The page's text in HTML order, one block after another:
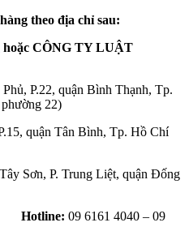
theo địa chỉ sau:
hoặc CÔNG TY LUẬT
P.22, quận Bình Thạnh, Tp.
22)
quận Tân Bình, Tp. Hồ Chí
Sơn, P. Trung Liệt, quận Đống
Hotline: 09 6161 4040 – 09